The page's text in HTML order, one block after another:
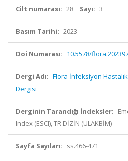
Cilt numarası: 28 Sayı: 3
Basım Tarihi: 2023
Doi Numarası: 10.5578/
Dergi Adı: Flora İnfeksiyon
Dergisi
Derginin Tarandığı İndeksler:
Index (ESCI), TR DİZİN (ULAKBİM)
Sayfa Sayıları: ss.466-471